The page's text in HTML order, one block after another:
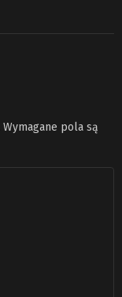
Wymagane pola są